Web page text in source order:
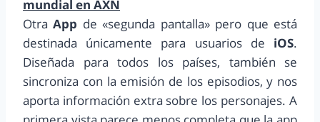
mundial en AXN
Otra App de «segunda pantalla» pero que está
destinada únicamente para usuarios de iOS.
Diseñada para todos los países, también se
sincroniza con la emisión de los episodios, y nos
aporta información extra sobre los personajes. A